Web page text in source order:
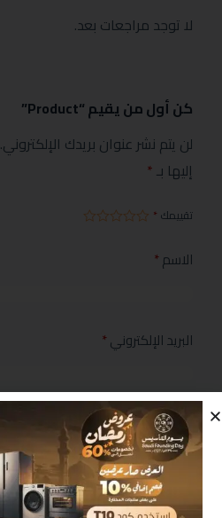
لا توجد مراجعات بعد.
كن أول من يقيم “Product”
لن يتم نشر عنوان بريدك الإلكتروني.
إليها بـ*
تقييمك *
الاسم*
البريد الإلكتروني*
مراجعتك*